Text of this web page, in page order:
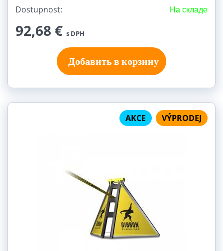
Dostupnost: На складе
92,68 € s DPH
Добавить в корзину
AKCE VÝPRODEJ